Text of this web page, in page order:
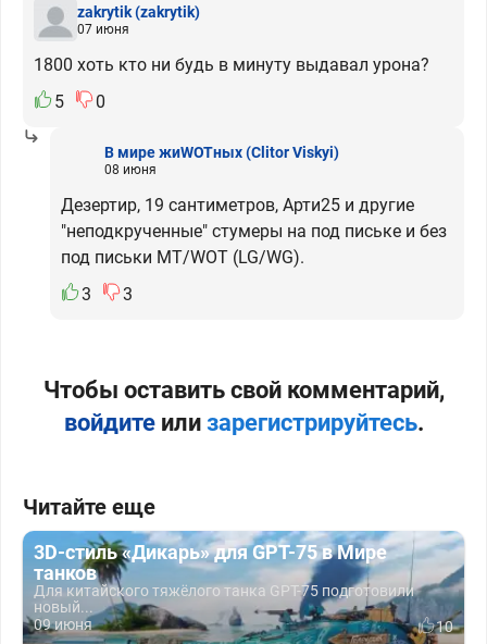
zakrytik(zakrytik)
07 июня
1800 хоть кто ни будь в минуту выдавал урона?
5
0
В мире жиWOTных(Clitor Viskyi)
08 июня
Дезертир, 19 сантиметров, Арти25 и другие
"неподкрученные" стумеры на под письке и без
под письки МТ/WOT (LG/WG).
3
3
Чтобы оставить свой комментарий,
войдитеили зарегистрируйтесь.
Читайте еще
3D-стиль «Дикарь» для GPT-75 в Мире
танков
Для китайского тяжёлого танка GPT-75 подготовили
новый...
09 июня
10